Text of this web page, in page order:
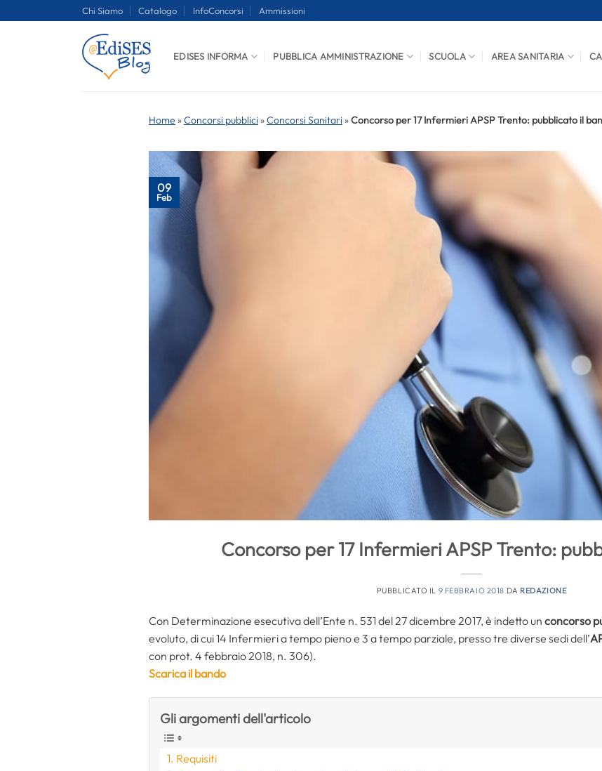
Chi Siamo Catalogo InfoConcorsi Ammissioni
EDISES INFORMA PUBBLICA AMMINISTRAZIONE SCUOLA AREA SANITARIA
Home »Concorsi pubblici »Concorsi Sanitari »Concorso per 17 Infermieri APSP Trento: pubblicato il
09
Feb
Concorso per 17 Infermieri APSP Trento:
PUBBLICATO IL 9 FEBBRAIO 2018 DA REDAZIONE
Con Determinazione esecutiva dell’Ente n. 531 del 27 dicembre 2017, è indetto un concorso
evoluto, di cui 14 Infermieri a tempo pieno e 3 a tempo parziale, presso tre diverse sedi dell’
con prot. 4 febbraio 2018, n. 306).
Scarica il bando
Gli argomenti dell'articolo
Requisiti